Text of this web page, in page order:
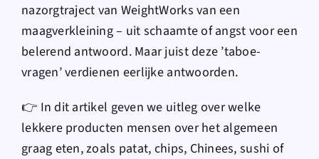
nazorgtraject van WeightWorks van een
maagverkleining – uit schaamte of angst voor een
belerend antwoord. Maar juist deze ’taboe-
vragen’ verdienen eerlijke antwoorden.
👉 In dit artikel geven we uitleg over welke
lekkere producten mensen over het algemeen
graag eten, zoals patat, chips, Chinees, sushi of